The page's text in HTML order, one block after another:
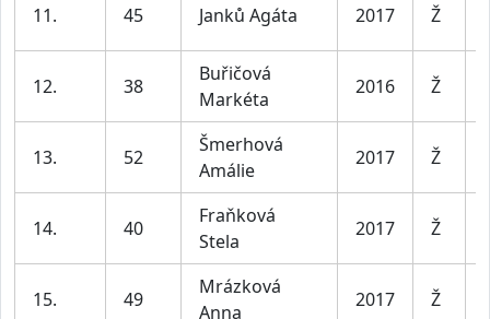
11. 45 Janků Agáta 2017 Ž
12. 38
Buřičová
Markéta
2016 Ž
13. 52
Šmerhová
Amálie
2017 Ž
14. 40
Fraňková
Stela
2017 Ž
15. 49
Mrázková
Anna
2017 Ž